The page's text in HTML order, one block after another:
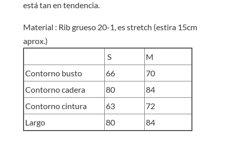
está tan en tendencia.
Material : Rib grueso 20-1, es stretch (estira 15cm
aprox.)
S
M
Contorno busto
66
70
Contorno cadera
80
84
Contorno cintura
63
72
Largo
80 84